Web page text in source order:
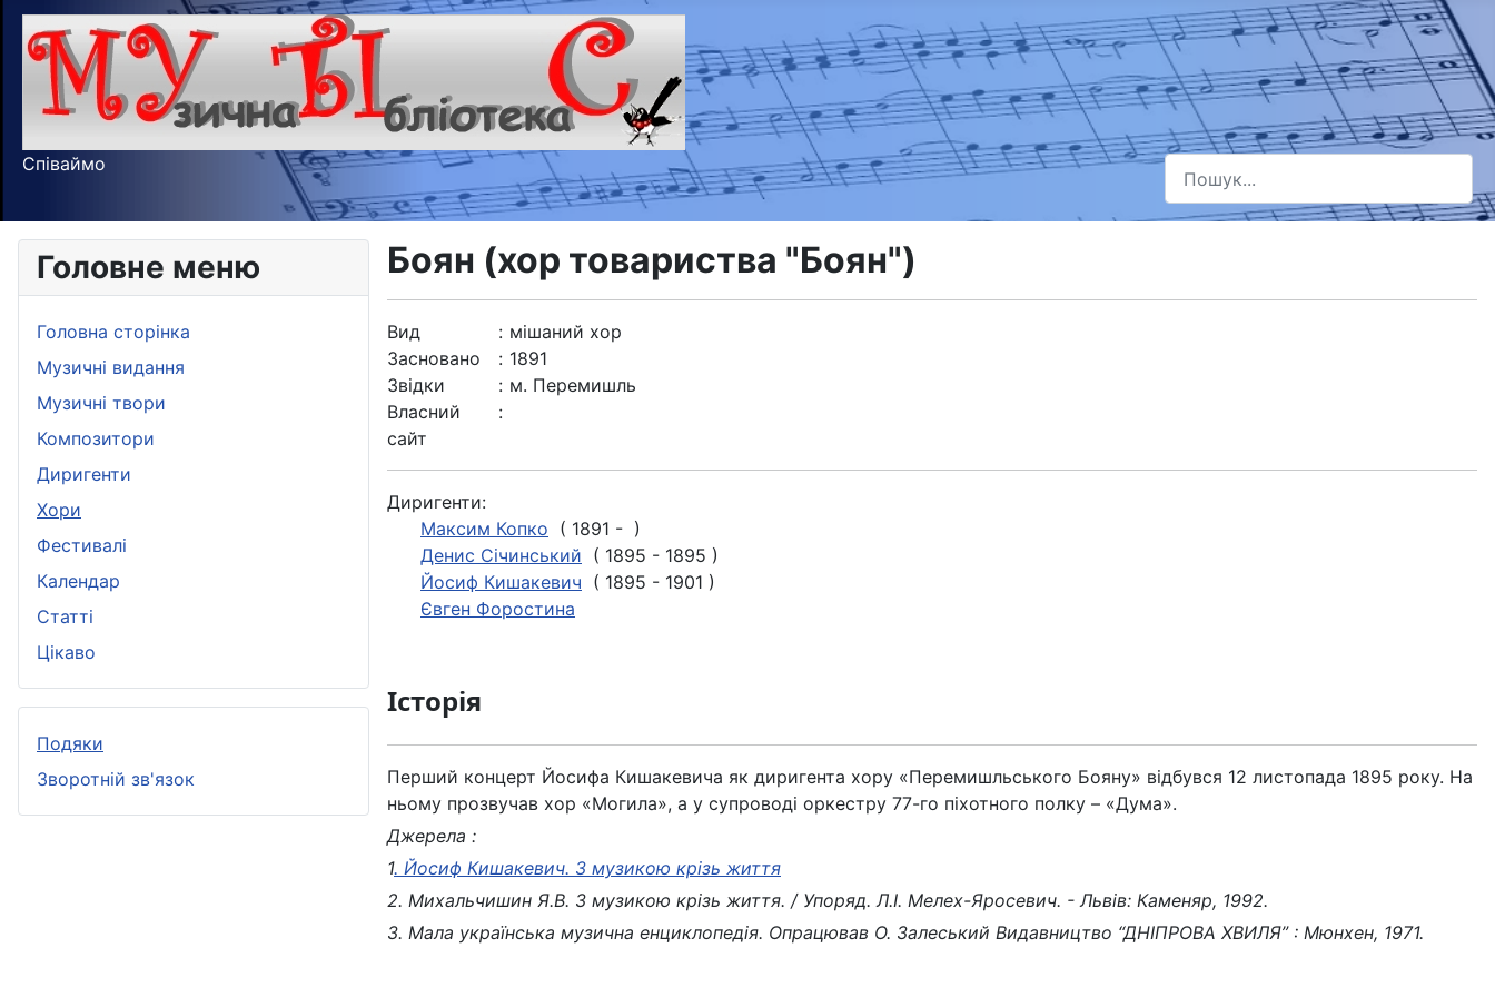
Співаймо Пошук
Type 2 or more characters for results.
Головне меню
Головна сторінка
Музичні видання
Музичні твори
Композитори
Диригенти
Хори
Фестивалі
Календар
Статті
Цікаво
Подяки
Зворотній зв'язок
Боян (хор товариства "Боян")
Вид : мішаний хор
Засновано
: 1891
Звідки
: м. Перемишль
Власний
сайт
:
Диригенти:
Максим Копко ( 1891 - )
Денис Січинський ( 1895 - 1895 )
Йосиф Кишакевич ( 1895 - 1901 )
Євген Форостина
Історія
Перший концерт Йосифа Кишакевича як диригента хору «Перемишльського Бояну» відбувся 12 листопада 1895 року. На
ньому прозвучав хор «Могила», а у супроводі оркестру 77-го піхотного полку – «Дума».
Джерела :
1. Йосиф Кишакевич. З музикою крізь життя
2. Михальчишин Я.В. З музикою крізь життя. / Упоряд. Л.І. Мелех-Яросевич. - Львів: Каменяр, 1992.
3. Мала українська музична енциклопедія. Опрацював О. Залеський Видавництво “ДНІПРОВА ХВИЛЯ” : Мюнхен, 1971.